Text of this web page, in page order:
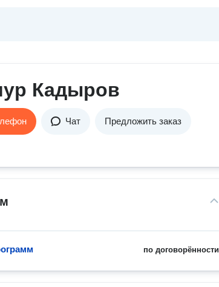
Кадыров
Чат Предложить заказ
по договорённости